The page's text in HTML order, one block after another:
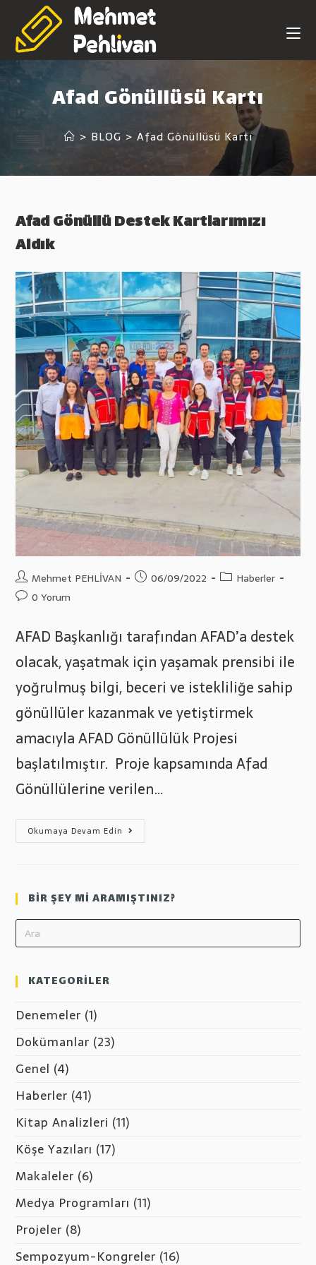
content
Afad Gönüllüsü Kartı
> BLOG > Afad Gönüllüsü Kartı
Afad Gönüllü Destek Kartlarımızı
Aldık
Post
author:
Mehmet PEHLİVAN
Post06/09/2022
PostHaberler
Post0 Yorum
AFAD Başkanlığı tarafından AFAD’a destek
olacak, yaşatmak için yaşamak prensibi ile
yoğrulmuş bilgi, beceri ve istekliliğe sahip
gönüllüler kazanmak ve yetiştirmek
amacıyla AFAD Gönüllülük Projesi
başlatılmıştır. Proje kapsamında Afad
Gönüllülerine verilen…
Okumaya Devam Edin Afad
Gönüllü
BİR ŞEY Mİ ARAMIŞTINIZ?
KATEGORİLER
Denemeler (1)
Dokümanlar (23)
Genel (4)
Haberler (41)
Kitap Analizleri (11)
Köşe Yazıları (17)
Makaleler (6)
Medya Programları (11)
Projeler (8)
Sempozyum-Kongreler (16)